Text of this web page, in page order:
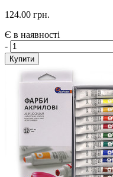
124.00 грн.
Є в наявності
-
Купити